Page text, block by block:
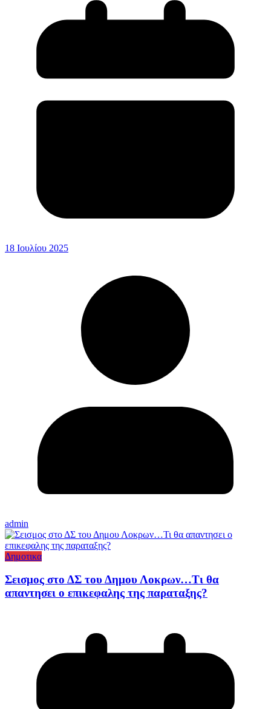
18 Ιουλίου 2025
admin
Δημοτικα
Σεισμος στο ΔΣ του Δημου Λοκρων…Τι θα
απαντησει ο επικεφαλης της παραταξης?